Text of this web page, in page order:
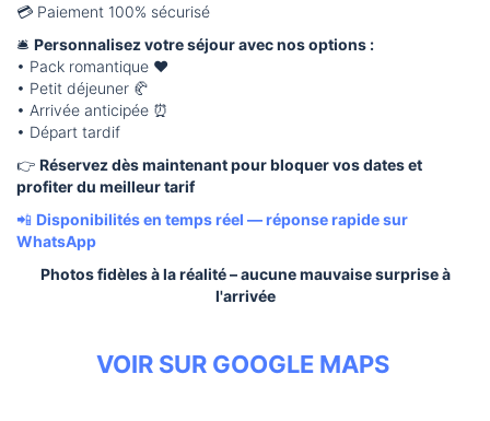
💳 Paiement 100% sécurisé
🛎️ Personnalisez votre séjour avec nos options :
• Pack romantique ❤️
• Petit déjeuner 🥐
• Arrivée anticipée ⏰
• Départ tardif
👉 Réservez dès maintenant pour bloquer vos dates et
profiter du meilleur tarif
📲 Disponibilités en temps réel — réponse rapide sur
WhatsApp
Photos fidèles à la réalité – aucune mauvaise surprise à
l'arrivée
VOIR SUR GOOGLE MAPS